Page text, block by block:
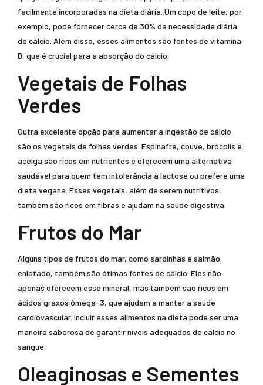
facilmente incorporadas na dieta diária. Um copo de leite, por
exemplo, pode fornecer cerca de 30% da necessidade diária
de cálcio. Além disso, esses alimentos são fontes de vitamina
D, que é crucial para a absorção do cálcio.
Vegetais de Folhas
Verdes
Outra excelente opção para aumentar a ingestão de cálcio
são os vegetais de folhas verdes. Espinafre, couve, brócolis e
acelga são ricos em nutrientes e oferecem uma alternativa
saudável para quem tem intolerância à lactose ou prefere uma
dieta vegana. Esses vegetais, além de serem nutritivos,
também são ricos em fibras e ajudam na saúde digestiva.
Frutos do Mar
Alguns tipos de frutos do mar, como sardinhas e salmão
enlatado, também são ótimas fontes de cálcio. Eles não
apenas oferecem esse mineral, mas também são ricos em
ácidos graxos ômega-3, que ajudam a manter a saúde
cardiovascular. Incluir esses alimentos na dieta pode ser uma
maneira saborosa de garantir níveis adequados de cálcio no
sangue.
Oleaginosas e Sementes